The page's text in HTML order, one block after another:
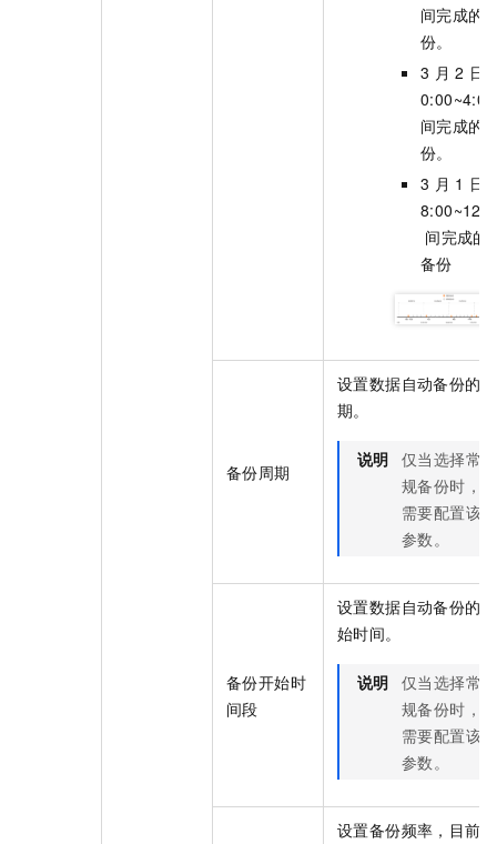
间完成的
份。
3 月 2 日
0:00~4:00
间完成的
份。
3 月 1 日
间完成的
备份
备份周期
设置数据自动备份的周
期。
说明 仅当选择常
规备份时，
需要配置该
参数。
备份开始时
间段
设置数据自动备份的开
始时间。
说明 仅当选择常
规备份时，
需要配置该
参数。
设置备份频率，目前支